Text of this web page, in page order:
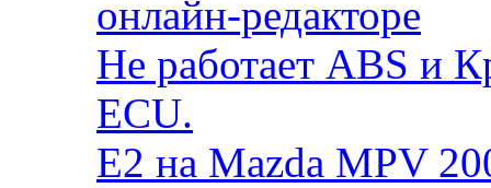
онлайн-редакторе
Не работает ABS и
ECU.
E2 на Mazda MPV